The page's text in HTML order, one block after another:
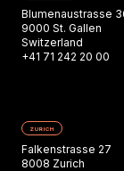
Blumenaustrasse
9000 St. Gallen
Switzerland
+41 71 242 20 00
ZURICH
Falkenstrasse 27
8008 Zurich